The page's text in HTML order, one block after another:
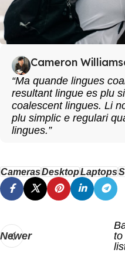
Cameron
“Ma quande lingues
resultant lingue es plu
coalescent lingues. Li
plu simplic e regulari
lingues.”
CamerasDesktopLaptops
Newer
to